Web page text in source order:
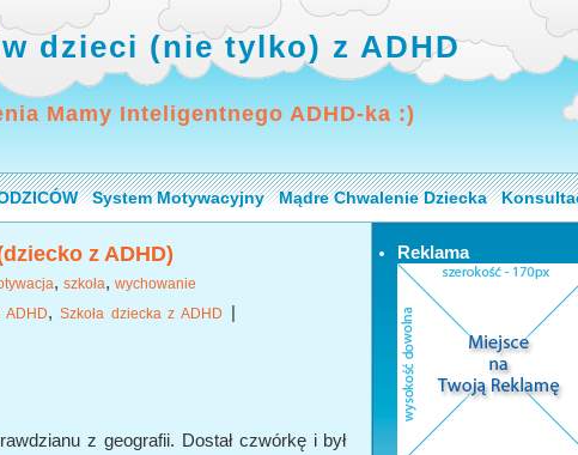
dzieci (nie tylko) z ADHD
Mamy Inteligentnego ADHD-ka :)
System Motywacyjny Mądre Chwalenie Dziecka
z ADHD)
, szkoła, wychowanie
ADHD,Szkoła dziecka z ADHD |
z geografii. Dostał czwórkę i był
Reklama